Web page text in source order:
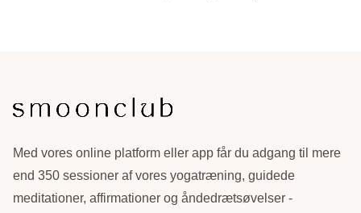
Med vores online platform eller app får du adgang til mere
end 350 sessioner af vores yogatræning, guidede
meditationer, affirmationer og åndedrætsøvelser -